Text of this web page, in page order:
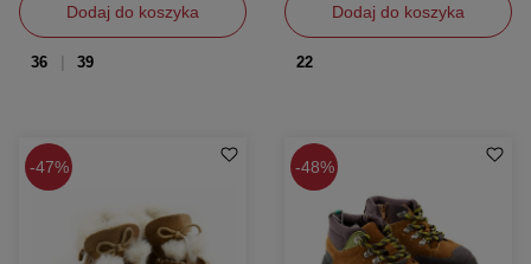
Dodaj do koszyka
36 39
Dodaj do koszyka
22
47% 48%